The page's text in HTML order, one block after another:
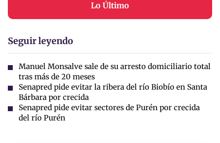
Lo Último
Seguir leyendo
Manuel Monsalve sale de su arresto domiciliario total
tras más de 20 meses
Senapred pide evitar la ribera del río Biobío en Santa
Bárbara por crecida
Senapred pide evitar sectores de Purén por crecida
del río Purén